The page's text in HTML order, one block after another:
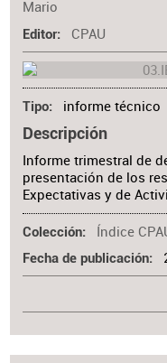
Mario
Editor CPAU
Tipo informe técnico
Descripción
Informe trimestral de
presentación de los
Expectativas y de
Colección Índice
Fecha de publicación